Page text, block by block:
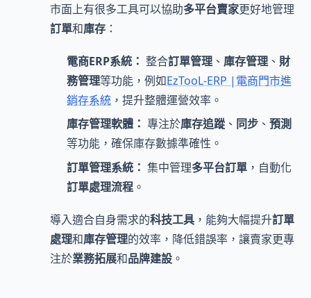
市面上有很多工具可以協助多平台賣家更好地管理
訂單和庫存 ：
電商ERP系統： 整合訂單管理 、 庫存管理 、 財
務管理等功能，例如EzTooL-ERP |電商門市進
銷存系統 ，提升整體運營效率。
庫存管理軟體： 專注於庫存追蹤、 同步 、 預測
等功能，確保庫存數據準確性。
訂單管理系統： 集中管理多平台訂單 ，自動化
訂單處理流程 。
導入適合自身需求的科技工具 ，能夠大幅提升訂單
處理和庫存管理的效率，降低錯誤率，讓賣家更專
注於業務拓展和品牌建設 。